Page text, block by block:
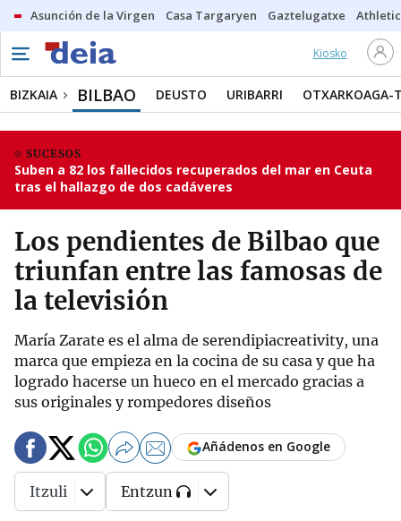
Asunción de la Virgen Casa Targaryen Gaztelugatxe Athletic
Kiosko
BIZKAIA BILBAO DEUSTO URIBARRI OTXARKOAGA-
SUCESOS
Suben a 82 los fallecidos recuperados del mar en Ceuta
tras el hallazgo de dos cadáveres
Los pendientes de Bilbao que
triunfan entre las famosas de
la televisión
María Zarate es el alma de serendipiacreativity, una
marca que empieza en la cocina de su casa y que ha
logrado hacerse un hueco en el mercado gracias a
sus originales y rompedores diseños
Añádenos en Google
Itzuli Entzun